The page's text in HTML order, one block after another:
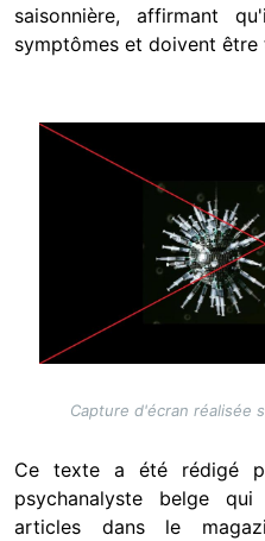
saisonnière, affirmant
symptômes et doivent
Image
Capture d'écran réalisée
Ce texte a été rédigé
psychanalyste belge
articles dans le